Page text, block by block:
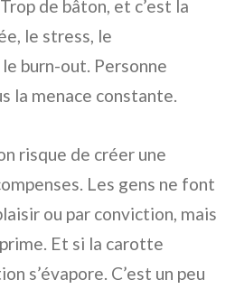
de bâton, et c’est la
le stress, le
burn-out. Personne
la menace constante.
risque de créer une
Les gens ne font
ou par conviction, mais
Et si la carotte
s’évapore. C’est un peu